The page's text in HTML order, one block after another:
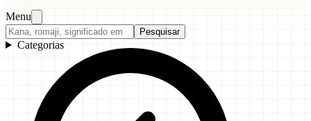
Menu
Pesquisar
Categorias